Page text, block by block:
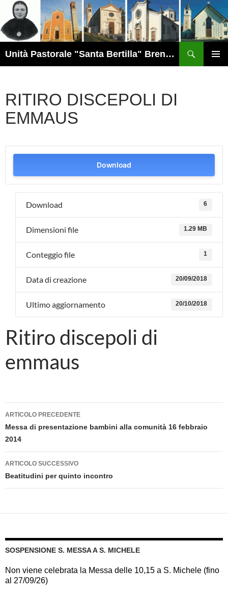
contenuto
Unità Pastorale "Santa Bertilla" Brendola
RITIRO DISCEPOLI DI
EMMAUS
Download
Download 6
Dimensioni file 1.29 MB
Conteggio file 1
Data di creazione 20/09/2018
Ultimo aggiornamento 20/10/2018
Ritiro discepoli di
emmaus
Navigazione
articolo
ARTICOLO PRECEDENTE
Messa di presentazione bambini alla comunità 16 febbraio
2014
ARTICOLO SUCCESSIVO
Beatitudini per quinto incontro
SOSPENSIONE S. MESSA A S. MICHELE
Non viene celebrata la Messa delle 10,15 a S. Michele (fino
al 27/09/26)